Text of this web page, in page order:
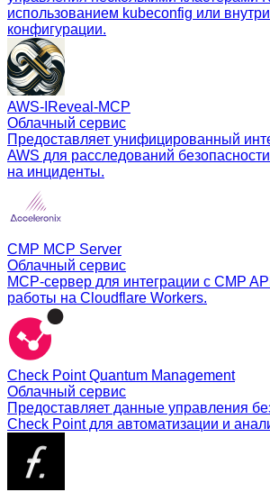
использованием kubeconfig или
конфигурации.
AWS‑IReveal‑MCP
Облачный сервис
Предоставляет унифицированный
AWS для расследований
на инциденты.
CMP MCP Server
Облачный сервис
MCP-сервер для интеграции с CMP
работы на Cloudflare Workers.
Check Point Quantum Management
Облачный сервис
Предоставляет данные управления
Check Point для автоматизации и